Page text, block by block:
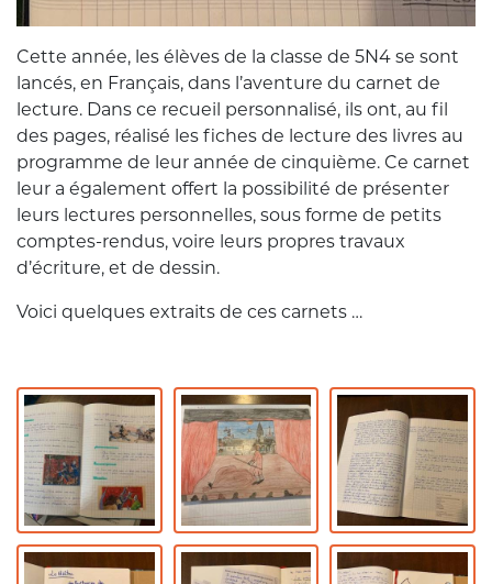
Cette année, les élèves de la classe de 5N4 se sont
lancés, en Français, dans l’aventure du carnet de
lecture. Dans ce recueil personnalisé, ils ont, au fil
des pages, réalisé les fiches de lecture des livres au
programme de leur année de cinquième. Ce carnet
leur a également offert la possibilité de présenter
leurs lectures personnelles, sous forme de petits
comptes-rendus, voire leurs propres travaux
d’écriture, et de dessin.
Voici quelques extraits de ces carnets …